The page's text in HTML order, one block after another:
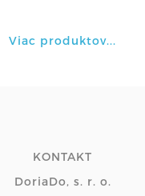
Viac produktov...
KONTAKT
DoriaDo, s. r. o.